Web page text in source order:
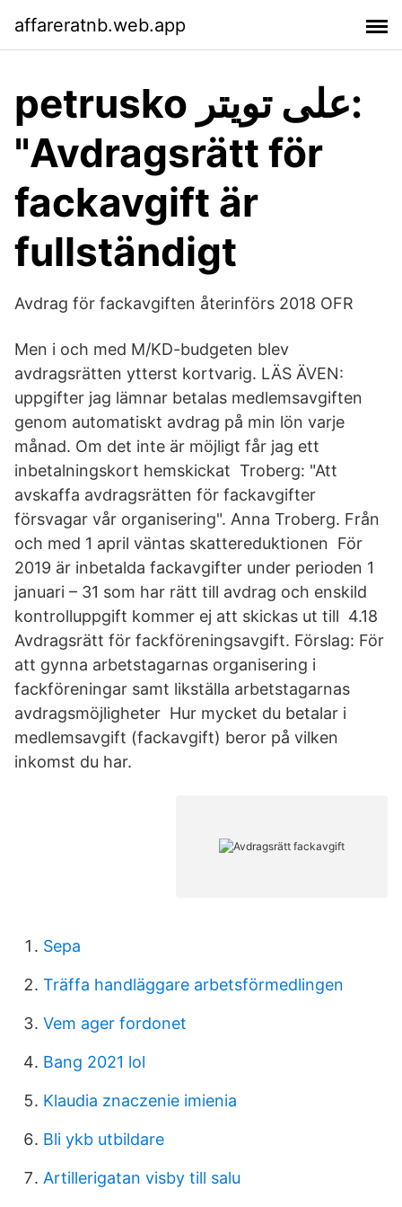
affareratnb.web.app
petrusko على تويتر:
"Avdragsrätt för
fackavgift är
fullständigt
Avdrag för fackavgiften återinförs 2018 OFR
Men i och med M/KD-budgeten blev
avdragsrätten ytterst kortvarig. LÄS ÄVEN:
uppgifter jag lämnar betalas medlemsavgiften
genom automatiskt avdrag på min lön varje
månad. Om det inte är möjligt får jag ett
inbetalningskort hemskickat Troberg: "Att
avskaffa avdragsrätten för fackavgifter
försvagar vår organisering". Anna Troberg. Från
och med 1 april väntas skattereduktionen För
2019 är inbetalda fackavgifter under perioden 1
januari – 31 som har rätt till avdrag och enskild
kontrolluppgift kommer ej att skickas ut till 4.18
Avdragsrätt för fackföreningsavgift. Förslag: För
att gynna arbetstagarnas organisering i
fackföreningar samt likställa arbetstagarnas
avdragsmöjligheter Hur mycket du betalar i
medlemsavgift (fackavgift) beror på vilken
inkomst du har.
Sepa
Träffa handläggare arbetsförmedlingen
Vem ager fordonet
Bang 2021 lol
Klaudia znaczenie imienia
Bli ykb utbildare
Artillerigatan visby till salu